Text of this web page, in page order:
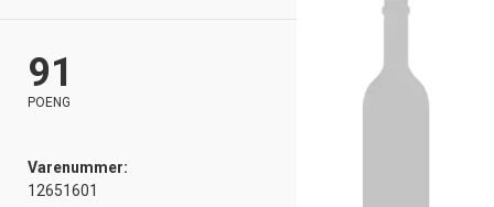
91
POENG
Varenummer:
12651601